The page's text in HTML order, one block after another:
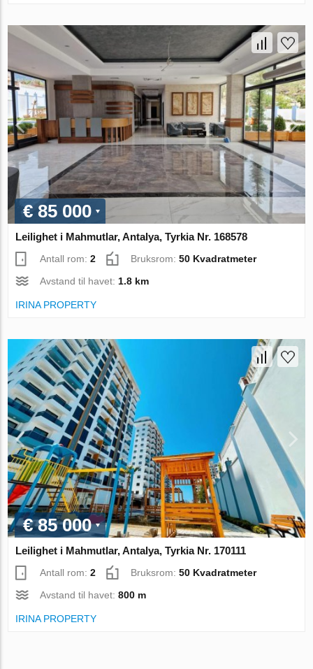
€ 85 000
Leilighet i Mahmutlar, Antalya, Tyrkia Nr. 168578
Antall rom:2 Bruksrom:50 Kvadratmeter
Avstand til havet: 1.8 km
IRINA PROPERTY
€ 85 000
Leilighet i Mahmutlar, Antalya, Tyrkia Nr. 170111
Antall rom:2 Bruksrom:50 Kvadratmeter
Avstand til havet:800 m
IRINA PROPERTY